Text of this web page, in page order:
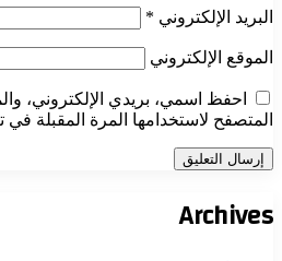
البريد الإلكتروني *
الموقع الإلكتروني
احفظ اسمي، بريدي الإلكتروني،
المتصفح لاستخدامها المرة المقبلة في
Archives